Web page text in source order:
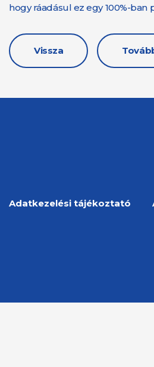
hogy ráadásul ez egy 100%-
Vissza
Adatkezelési tájékoztató